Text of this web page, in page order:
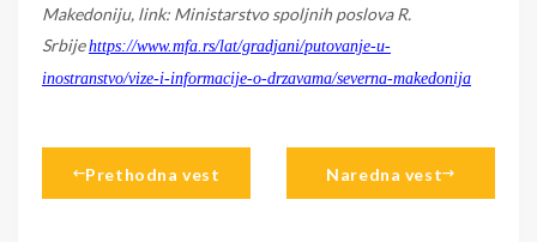
Makedoniju, link: Ministarstvo spoljnih poslova R.
Srbijehttps://www.mfa.rs/lat/gradjani/putovanje-u-
inostranstvo/vize-i-informacije-o-drzavama/severna-makedonija
Prethodna vest Naredna vest